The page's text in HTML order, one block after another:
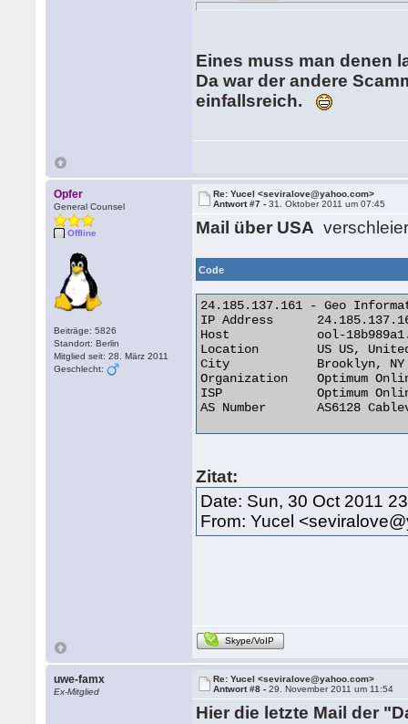
Eines muss man denen
Da war der andere
einfallsreich.
Opfer
General Counsel
Offline
Beiträge: 5826
Standort: Berlin
Mitglied seit: 28. März 2011
Geschlecht:
Re: Yucel <seviralove@yahoo.com>
Antwort #7 -31. Oktober 2011 um 07:45
Mail über USA
Code
24.185.137.161 - Geo
IP Address 	24.185.137.161
Host 	        ool-18b989a1.dyn.optonline.net
Location 	US US, United States
City 	        Brooklyn, NY 11219
Organization 	Optimum Online
ISP 	        Optimum Online
AS Number 	AS6128 Cablevision Systems Corp.
Zitat:
Date: Sun, 30 Oct 2011
From: Yucel
Skype/VoIP
uwe-famx
Ex-Mitglied
Re: Yucel <seviralove@yahoo.com>
Antwort #8 -29. November 2011 um 11:54
Hier die letzte Mail der